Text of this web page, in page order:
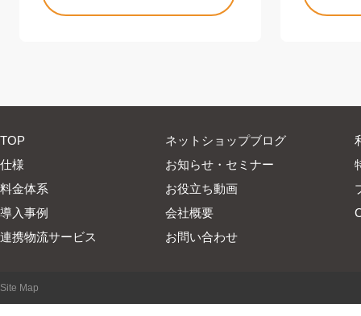
TOP
仕様
料金体系
導入事例
連携物流サービス
ネットショップブログ
お知らせ・セミナー
お役立ち動画
会社概要
お問い合わせ
Site Map